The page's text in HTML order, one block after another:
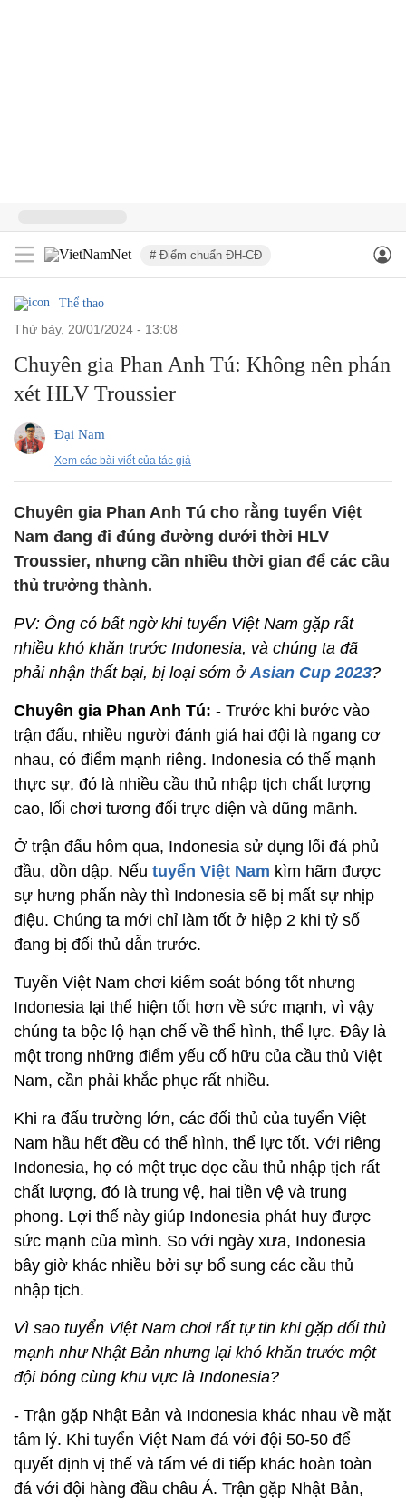
# Điểm chuẩn ĐH-CĐ
Thể thao
thứ bảy, 20/01/2024 - 13:08
Chuyên gia Phan Anh Tú: Không nên phán
xét HLV Troussier
Đại Nam
Xem các bài viết của tác giả
Chuyên gia Phan Anh Tú cho rằng tuyển Việt
Nam đang đi đúng đường dưới thời HLV
Troussier, nhưng cần nhiều thời gian để các cầu
thủ trưởng thành.
PV: Ông có bất ngờ khi tuyển Việt Nam gặp rất
nhiều khó khăn trước Indonesia, và chúng ta đã
phải nhận thất bại, bị loại sớm ởAsian Cup 2023?
Chuyên gia Phan Anh Tú: - Trước khi bước vào
trận đấu, nhiều người đánh giá hai đội là ngang cơ
nhau, có điểm mạnh riêng. Indonesia có thế mạnh
thực sự, đó là nhiều cầu thủ nhập tịch chất lượng
cao, lối chơi tương đối trực diện và dũng mãnh.
Ở trận đấu hôm qua, Indonesia sử dụng lối đá phủ
đầu, dồn dập. Nếu tuyển Việt Nam kìm hãm được
sự hưng phấn này thì Indonesia sẽ bị mất sự nhịp
điệu. Chúng ta mới chỉ làm tốt ở hiệp 2 khi tỷ số
đang bị đối thủ dẫn trước.
Tuyển Việt Nam chơi kiểm soát bóng tốt nhưng
Indonesia lại thể hiện tốt hơn về sức mạnh, vì vậy
chúng ta bộc lộ hạn chế về thể hình, thể lực. Đây là
một trong những điểm yếu cố hữu của cầu thủ Việt
Nam, cần phải khắc phục rất nhiều.
Khi ra đấu trường lớn, các đối thủ của tuyển Việt
Nam hầu hết đều có thể hình, thể lực tốt. Với riêng
Indonesia, họ có một trục dọc cầu thủ nhập tịch rất
chất lượng, đó là trung vệ, hai tiền vệ và trung
phong. Lợi thế này giúp Indonesia phát huy được
sức mạnh của mình. So với ngày xưa, Indonesia
bây giờ khác nhiều bởi sự bổ sung các cầu thủ
nhập tịch.
Vì sao tuyển Việt Nam chơi rất tự tin khi gặp đối thủ
mạnh như Nhật Bản nhưng lại khó khăn trước một
đội bóng cùng khu vực là Indonesia?
- Trận gặp Nhật Bản và Indonesia khác nhau về mặt
tâm lý. Khi tuyển Việt Nam đá với đội 50-50 để
quyết định vị thế và tấm vé đi tiếp khác hoàn toàn
đá với đội hàng đầu châu Á. Trận gặp Nhật Bản,